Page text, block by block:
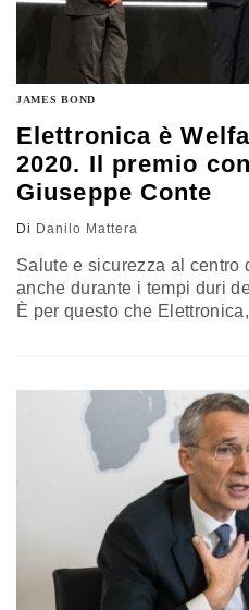
JAMES BOND
Elettronica è
2020. Il premio
Giuseppe Conte
Di Danilo Mattera
Salute e sicurezza al
anche durante i tempi duri
È per questo che
presidente del Consiglio
d'onore della presentazione